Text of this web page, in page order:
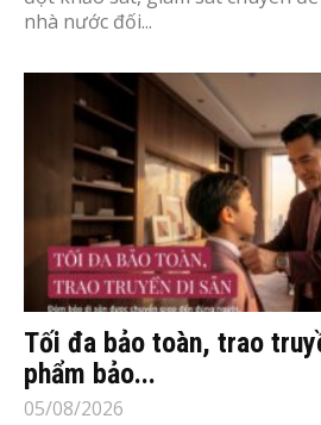
nhà nước đối...
Tối đa bảo toàn, trao
phẩm bảo...
05/08/2026